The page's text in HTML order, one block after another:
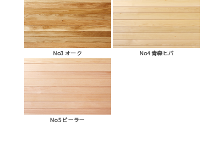
No3 オーク No4 青森ヒバ
No5 ピーラー